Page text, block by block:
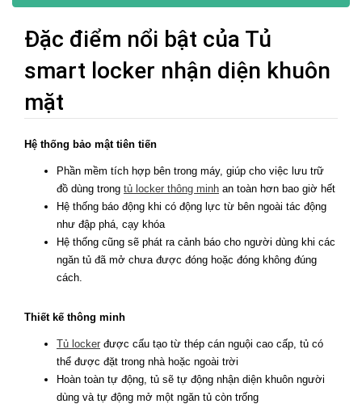
Đặc điểm nổi bật của Tủ
smart locker nhận diện khuôn
mặt
Hệ thống bảo mật tiên tiến
Phần mềm tích hợp bên trong máy, giúp cho việc lưu trữ
đồ dùng trong tủ locker thông minh an toàn hơn bao giờ hết
Hệ thống báo động khi có động lực từ bên ngoài tác động
như đập phá, cạy khóa
Hệ thống cũng sẽ phát ra cảnh báo cho người dùng khi các
ngăn tủ đã mở chưa được đóng hoặc đóng không đúng
cách.
Thiết kế thông minh
Tủ locker được cấu tạo từ thép cán nguội cao cấp, tủ có
thể được đặt trong nhà hoặc ngoài trời
Hoàn toàn tự động, tủ sẽ tự động nhận diện khuôn người
dùng và tự động mở một ngăn tủ còn trống